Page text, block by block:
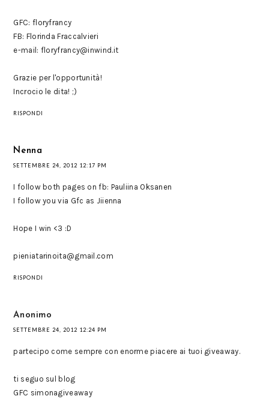
GFC: floryfrancy
FB: Florinda Fraccalvieri
e-mail: floryfrancy@inwind.it
Grazie per l'opportunità!
Incrocio le dita! ;)
RISPONDI
Nenna
SETTEMBRE 24, 2012 12:17 PM
I follow both pages on fb: Pauliina Oksanen
I follow you via Gfc as Jiienna
Hope I win <3 :D
pieniatarinoita@gmail.com
RISPONDI
Anonimo
SETTEMBRE 24, 2012 12:24 PM
partecipo come sempre con enorme piacere ai tuoi giveaway.
ti seguo sul blog
GFC simonagiveaway